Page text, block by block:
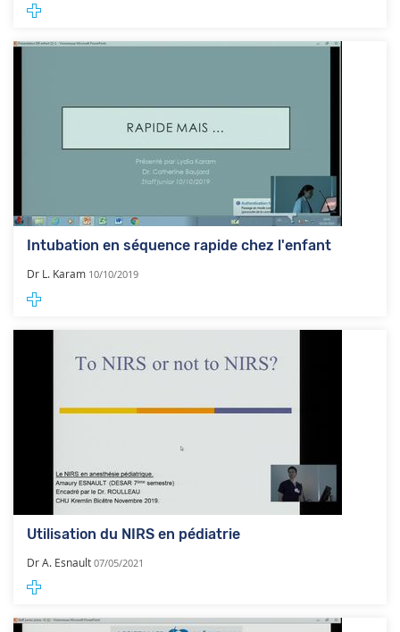
Intubation en séquence rapide chez l'enfant
Dr L. Karam 10/10/2019
Utilisation du NIRS en pédiatrie
Dr A. Esnault 07/05/2021